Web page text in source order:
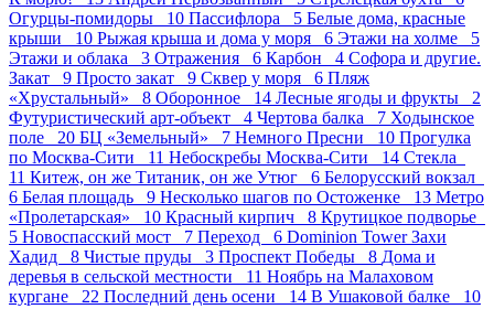
Огурцы-помидоры 10 Пасcифлора 5 Белые дома, красные
крыши 10 Рыжая крыша и дома у моря 6 Этажи на холме 5
Этажи и облака 3 Отражения 6 Карбон 4 Софора и другие.
Закат 9 Просто закат 9 Сквер у моря 6 Пляж
«Хрустальный» 8 Оборонное 14 Лесные ягоды и фрукты 2
Футуристический арт-объект 4 Чертова балка 7 Ходынское
поле 20 БЦ «Земельный» 7 Немного Пресни 10 Прогулка
по Москва-Сити 11 Небоскребы Москва-Сити 14 Стекла
11 Китеж, он же Титаник, он же Утюг 6 Белорусский вокзал
6 Белая площадь 9 Несколько шагов по Остоженке 13 Метро
«Пролетарская» 10 Красный кирпич 8 Крутицкое подворье
5 Новоспасский мост 7 Переход 6 Dominion Tower Захи
Хадид 8 Чистые пруды 3 Проспект Победы 8 Дома и
деревья в сельской местности 11 Ноябрь на Малаховом
кургане 22 Последний день осени 14 В Ушаковой балке 10